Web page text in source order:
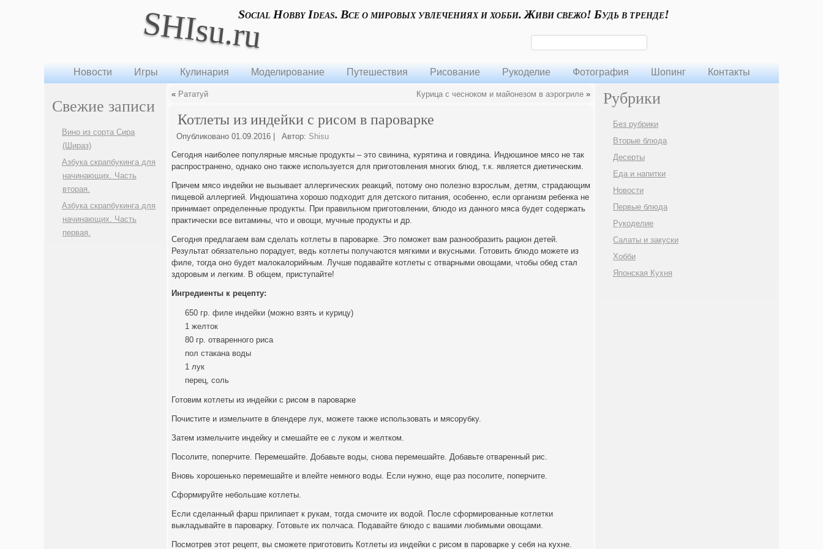
SHIsu.ruSocial Hobby Ideas. Все о мировых увлечениях и хобби. Живи свежо! Будь в тренде!
Новости Игры Кулинария Моделирование Путешествия Рисование Рукоделие Фотография Шопинг Контакты
Свежие записи
Вино из сорта Сира
(Шираз)
Азбука скрапбукинга для
начинающих. Часть
вторая.
Азбука скрапбукинга для
начинающих. Часть
первая.
« Рататуй Курица с чесноком и майонезом в аэрогриле »
Котлеты из индейки с рисом в пароварке
Опубликовано 01.09.2016 Автор: Shisu
Сегодня наиболее популярные мясные продукты – это свинина, курятина и говядина. Индюшиное мясо не так
распространено, однако оно также используется для приготовления многих блюд, т.к. является диетическим.
Причем мясо индейки не вызывает аллергических реакций, потому оно полезно взрослым, детям, страдающим
пищевой аллергией. Индюшатина хорошо подходит для детского питания, особенно, если организм ребенка не
принимает определенные продукты. При правильном приготовлении, блюдо из данного мяса будет содержать
практически все витамины, что и овощи, мучные продукты и др.
Сегодня предлагаем вам сделать котлеты в пароварке. Это поможет вам разнообразить рацион детей.
Результат обязательно порадует, ведь котлеты получаются мягкими и вкусными. Готовить блюдо можете из
филе, тогда оно будет малокалорийным. Лучше подавайте котлеты с отварными овощами, чтобы обед стал
здоровым и легким. В общем, приступайте!
Ингредиенты к рецепту:
650 гр. филе индейки (можно взять и курицу)
1 желток
80 гр. отваренного риса
пол стакана воды
1 лук
перец, соль
Готовим котлеты из индейки с рисом в пароварке
Почистите и измельчите в блендере лук, можете также использовать и мясорубку.
Затем измельчите индейку и смешайте ее с луком и желтком.
Посолите, поперчите. Перемешайте. Добавьте воды, снова перемешайте. Добавьте отваренный рис.
Вновь хорошенько перемешайте и влейте немного воды. Если нужно, еще раз посолите, поперчите.
Сформируйте небольшие котлеты.
Если сделанный фарш прилипает к рукам, тогда смочите их водой. После сформированные котлетки
выкладывайте в пароварку. Готовьте их полчаса. Подавайте блюдо с вашими любимыми овощами.
Посмотрев этот рецепт, вы сможете приготовить Котлеты из индейки с рисом в пароварке у себя на кухне.
Рубрики
Без рубрики
Вторые блюда
Десерты
Еда и напитки
Новости
Первые блюда
Рукоделие
Салаты и закуски
Хобби
Японская Кухня